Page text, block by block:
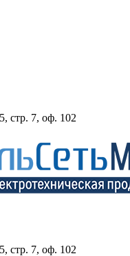
стр. 7, оф. 102
стр. 7, оф. 102